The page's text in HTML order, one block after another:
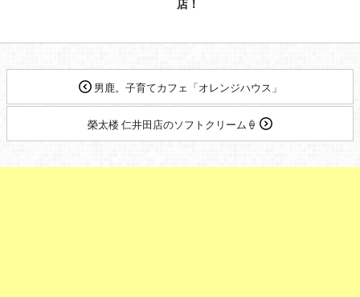
店！
男鹿。子育てカフェ「オレンジハウス」
榮太楼 仁井田店のソフトクリーム🍦